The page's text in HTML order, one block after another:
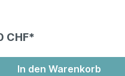
Plug+Play-System
CHF*
In den Warenkorb